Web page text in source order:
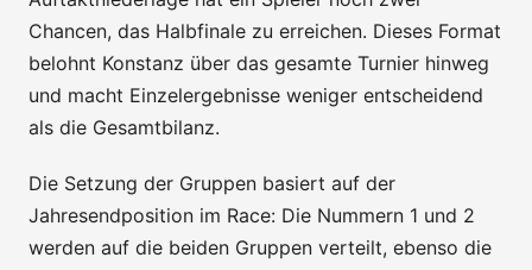
Chancen, das Halbfinale zu erreichen. Dieses Format
belohnt Konstanz über das gesamte Turnier hinweg
und macht Einzelergebnisse weniger entscheidend
als die Gesamtbilanz.
Die Setzung der Gruppen basiert auf der
Jahresendposition im Race: Die Nummern 1 und 2
werden auf die beiden Gruppen verteilt, ebenso die